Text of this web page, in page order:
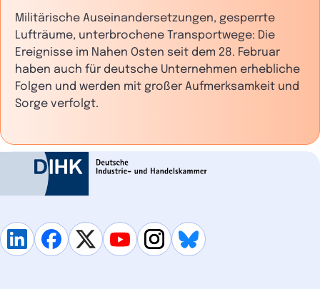
Militärische Auseinandersetzungen, gesperrte
Lufträume, unterbrochene Transportwege: Die
Ereignisse im Nahen Osten seit dem 28. Februar
haben auch für deutsche Unternehmen erhebliche
Folgen und werden mit großer Aufmerksamkeit und
Sorge verfolgt.